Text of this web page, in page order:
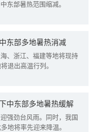
东部暑热范围缩减。
东部多地暑热消减
、浙江、福建等地将现持
退出高温行列。
中东部多地暑热缓解
强劲台风雨。同时，我国
地将率先迎来降温。